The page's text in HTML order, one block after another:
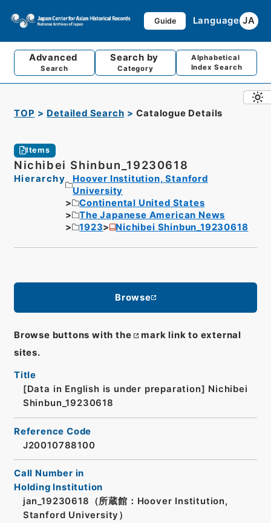
Guide Language JA
Advanced
Search
Search by
Category
Alphabetical
Index Search
TOP Detailed Search Catalogue Details
Items
Nichibei Shinbun_19230618
Hierarchy
Hoover Institution, Stanford
University
Continental United States
The Japanese American News
1923
Nichibei Shinbun_19230618
Browse
Browse buttons with the
mark link to external
sites.
Title
[Data in English is under preparation] Nichibei
Shinbun_19230618
Reference Code
J20010788100
Call Number in
Holding Institution
jan_19230618（所蔵館：Hoover Institution,
Stanford University）